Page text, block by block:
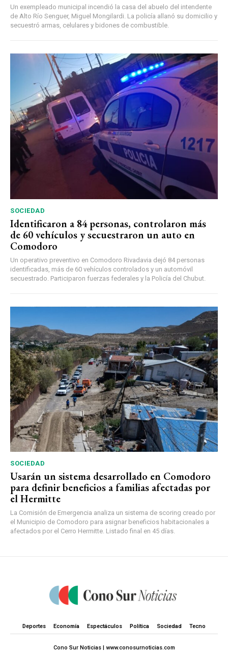
Un exempleado municipal incendió la casa del abuelo del intendente
de Alto Río Senguer, Miguel Mongilardi. La policía allanó su domicilio y
secuestró armas, celulares y bidones de combustible.
SOCIEDAD
Identificaron a 84 personas, controlaron más
de 60 vehículos y secuestraron un auto en
Comodoro
Un operativo preventivo en Comodoro Rivadavia dejó 84 personas
identificadas, más de 60 vehículos controlados y un automóvil
secuestrado. Participaron fuerzas federales y la Policía del Chubut.
SOCIEDAD
Usarán un sistema desarrollado en Comodoro
para definir beneficios a familias afectadas por
el Hermitte
La Comisión de Emergencia analiza un sistema de scoring creado por
el Municipio de Comodoro para asignar beneficios habitacionales a
afectados por el Cerro Hermitte. Listado final en 45 días.
Deportes Economía Espectáculos Política Sociedad Tecno
Cono Sur Noticias | www.conosurnoticias.com